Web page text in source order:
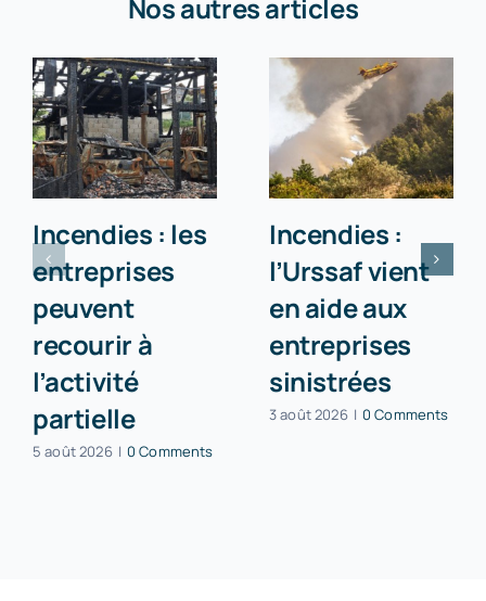
Nos autres articles
Incendies : les
entreprises
peuvent
recourir à
l’activité
partielle
5 août 2026 | 0 Comments
Incendies :
l’Urssaf vient
en aide aux
entreprises
sinistrées
3 août 2026 | 0 Comments